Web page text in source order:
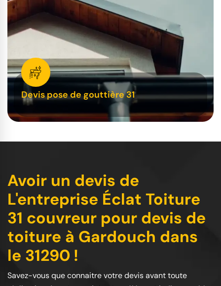
Devis pose de gouttière 31
Avoir un devis de
L'entreprise Éclat Toiture
31 couvreur pour devis de
toiture à Gardouch dans
le 31290 !
Savez-vous que connaitre votre devis avant toute